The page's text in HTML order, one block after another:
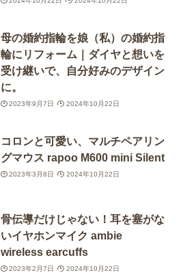
母の婚約指輪を娘（私）の婚約指
輪にリフォーム｜ダイヤと想いを
受け継いで、自分好みのデザイン
に。
2023年9月7日 2024年10月22日
コロンと可愛い、マルチペアリン
グマウス rapoo M600 mini Silent
2023年3月8日 2024年10月22日
骨伝導だけじゃない！耳を塞がな
いイヤホンマイク ambie
wireless earcuffs
2023年2月7日 2024年10月22日